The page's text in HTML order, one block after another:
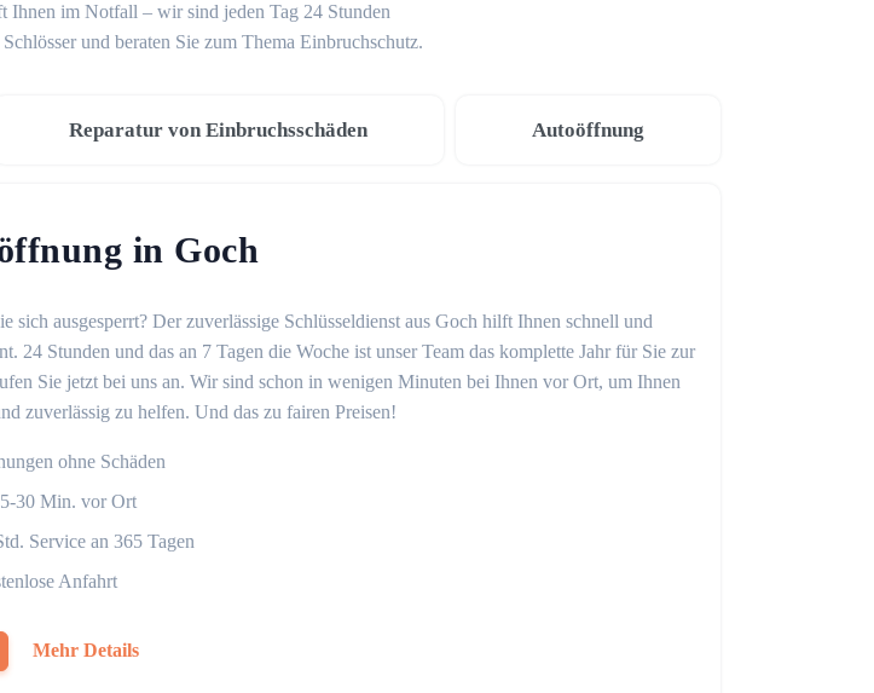
Ihnen im Notfall – wir sind jeden Tag 24 Stunden
und beraten Sie zum Thema Einbruchschutz.
Reparatur von Einbruchsschäden Autoöffnung
in Goch
sich ausgesperrt? Der zuverlässige Schlüsseldienst aus Goch hilft Ihnen schnell und
24 Stunden und das an 7 Tagen die Woche ist unser Team das komplette Jahr für Sie zur
Sie jetzt bei uns an. Wir sind schon in wenigen Minuten bei Ihnen vor Ort, um Ihnen
zuverlässig zu helfen. Und das zu fairen Preisen!
ohne Schäden
30 Min. vor Ort
Service an 365 Tagen
Anfahrt
Mehr Details